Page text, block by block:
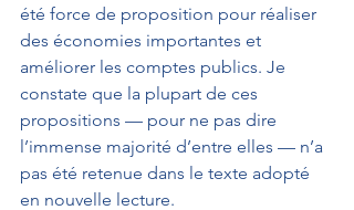
été force de proposition pour réaliser
des économies importantes et
améliorer les comptes publics. Je
constate que la plupart de ces
propositions — pour ne pas dire
l’immense majorité d’entre elles — n’a
pas été retenue dans le texte adopté
en nouvelle lecture.